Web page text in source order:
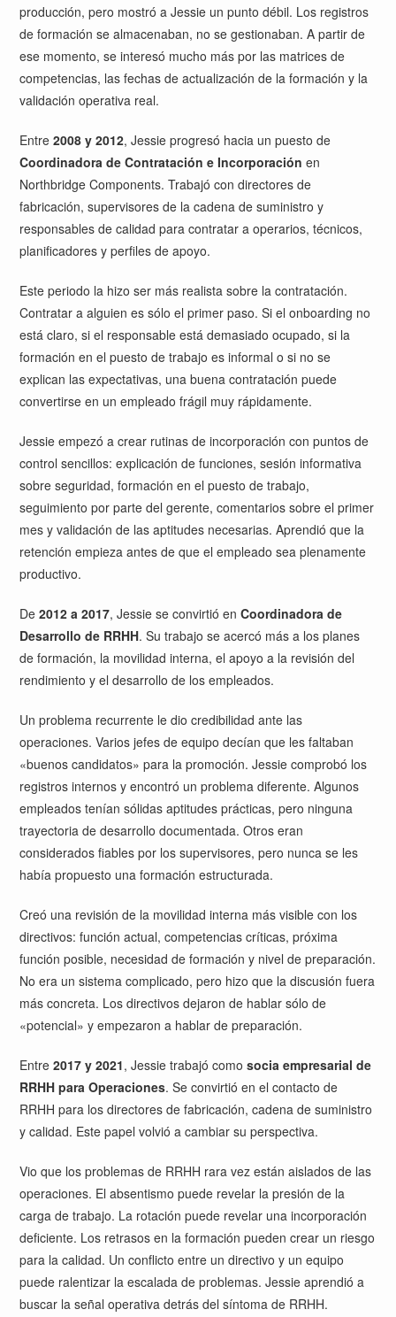
producción, pero mostró a Jessie un punto débil. Los registros
de formación se almacenaban, no se gestionaban. A partir de
ese momento, se interesó mucho más por las matrices de
competencias, las fechas de actualización de la formación y la
validación operativa real.
Entre2008 y 2012, Jessie progresó hacia un puesto de
Coordinadora de Contratación e Incorporación en
Northbridge Components. Trabajó con directores de
fabricación, supervisores de la cadena de suministro y
responsables de calidad para contratar a operarios, técnicos,
planificadores y perfiles de apoyo.
Este periodo la hizo ser más realista sobre la contratación.
Contratar a alguien es sólo el primer paso. Si el onboarding no
está claro, si el responsable está demasiado ocupado, si la
formación en el puesto de trabajo es informal o si no se
explican las expectativas, una buena contratación puede
convertirse en un empleado frágil muy rápidamente.
Jessie empezó a crear rutinas de incorporación con puntos de
control sencillos: explicación de funciones, sesión informativa
sobre seguridad, formación en el puesto de trabajo,
seguimiento por parte del gerente, comentarios sobre el primer
mes y validación de las aptitudes necesarias. Aprendió que la
retención empieza antes de que el empleado sea plenamente
productivo.
De2012 a 2017, Jessie se convirtió enCoordinadora de
Desarrollo de RRHH. Su trabajo se acercó más a los planes
de formación, la movilidad interna, el apoyo a la revisión del
rendimiento y el desarrollo de los empleados.
Un problema recurrente le dio credibilidad ante las
operaciones. Varios jefes de equipo decían que les faltaban
«buenos candidatos» para la promoción. Jessie comprobó los
registros internos y encontró un problema diferente. Algunos
empleados tenían sólidas aptitudes prácticas, pero ninguna
trayectoria de desarrollo documentada. Otros eran
considerados fiables por los supervisores, pero nunca se les
había propuesto una formación estructurada.
Creó una revisión de la movilidad interna más visible con los
directivos: función actual, competencias críticas, próxima
función posible, necesidad de formación y nivel de preparación.
No era un sistema complicado, pero hizo que la discusión fuera
más concreta. Los directivos dejaron de hablar sólo de
«potencial» y empezaron a hablar de preparación.
Entre2017 y 2021, Jessie trabajó comosocia empresarial de
RRHH para Operaciones. Se convirtió en el contacto de
RRHH para los directores de fabricación, cadena de suministro
y calidad. Este papel volvió a cambiar su perspectiva.
Vio que los problemas de RRHH rara vez están aislados de las
operaciones. El absentismo puede revelar la presión de la
carga de trabajo. La rotación puede revelar una incorporación
deficiente. Los retrasos en la formación pueden crear un riesgo
para la calidad. Un conflicto entre un directivo y un equipo
puede ralentizar la escalada de problemas. Jessie aprendió a
buscar la señal operativa detrás del síntoma de RRHH.